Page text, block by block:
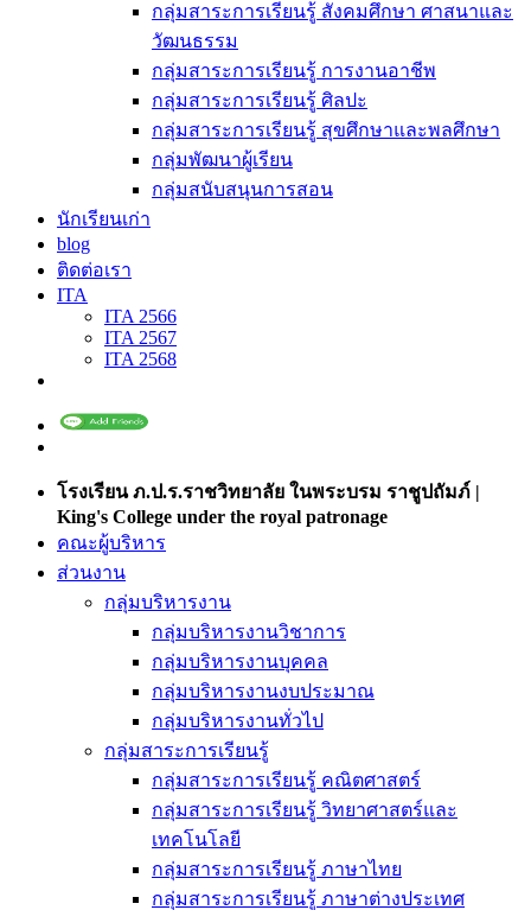
กลุ่มสาระการเรียนรู้ สังคมศึกษา ศาสนาและ
วัฒนธรรม
กลุ่มสาระการเรียนรู้ การงานอาชีพ
กลุ่มสาระการเรียนรู้ ศิลปะ
กลุ่มสาระการเรียนรู้ สุขศึกษาและพลศึกษา
กลุ่มพัฒนาผู้เรียน
กลุ่มสนับสนุนการสอน
นักเรียนเก่า
blog
ติดต่อเรา
ITA
ITA 2566
ITA 2567
ITA 2568
โรงเรียน ภ.ป.ร.ราชวิทยาลัย ในพระบรม ราชูปถัมภ์ |
King's College under the royal patronage
คณะผู้บริหาร
ส่วนงาน
กลุ่มบริหารงาน
กลุ่มบริหารงานวิชาการ
กลุ่มบริหารงานบุคคล
กลุ่มบริหารงานงบประมาณ
กลุ่มบริหารงานทั่วไป
กลุ่มสาระการเรียนรู้
กลุ่มสาระการเรียนรู้ คณิตศาสตร์
กลุ่มสาระการเรียนรู้ วิทยาศาสตร์และ
เทคโนโลยี
กลุ่มสาระการเรียนรู้ ภาษาไทย
กลุ่มสาระการเรียนรู้ ภาษาต่างประเทศ